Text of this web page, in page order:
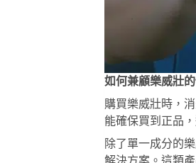
如何兼顧樂威壯
購買樂威壯時，
能確保買到正品
除了單一成分的
解決方案。這類